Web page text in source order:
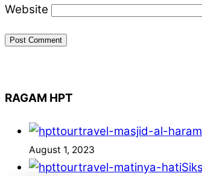
Website
RAGAM HPT
August 1, 2023